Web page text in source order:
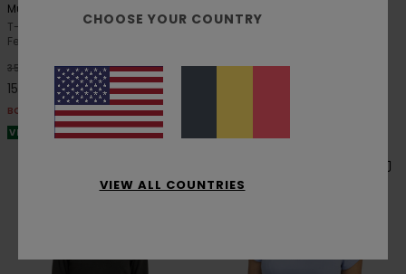
Mushroom W
T-shirt à manches courtes Bleu
Femme
35,00 € 55%
15,75 €
BONS PLANS
VENTE FLASH EXTRA 25%
T-shirt à manches courtes
30,00 € 55%
CHOOSE YOUR COUNTRY
VIEW ALL COUNTRIES